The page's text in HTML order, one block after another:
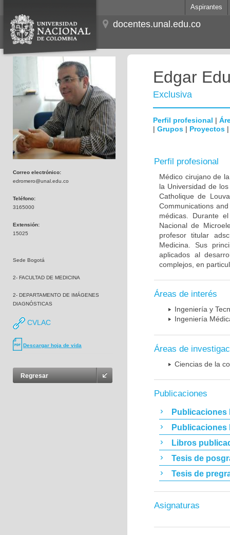
Aspirantes
docentes.unal.edu.co
Correo electrónico:
edromero@unal.edu.co
Teléfono:
3165000
Extensión:
15025
Sede Bogotá
2- FACULTAD DE MEDICINA
2- DEPARTAMENTO DE IMÁGENES
DIAGNÓSTICAS
CVLAC
Descargar hoja de vida
Regresar
Edgar
Exclusiva
Perfil profesional |
| Grupos | Proyectos
Perfil profesional
Médico cirujano de
la Universidad de
Catholique de
Communications
médicas. Durante
Nacional de
profesor titular
Medicina. Sus
aplicados al
complejos, en
Áreas de interés
Ingeniería y
Ingeniería
Áreas de
Ciencias de la
Publicaciones
Publicaciones
Publicaciones
Libros
Tesis de
Tesis de
Asignaturas